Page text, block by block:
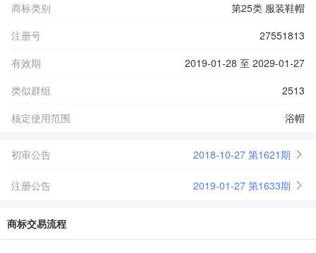
商标类别
第25类 服装鞋帽
注册号
27551813
有效期
2019-01-28 至 2029-01-27
类似群组
2513
核定使用范围
浴帽
初审公告 2018-10-27 第1621期
注册公告 2019-01-27 第1633期
商标交易流程